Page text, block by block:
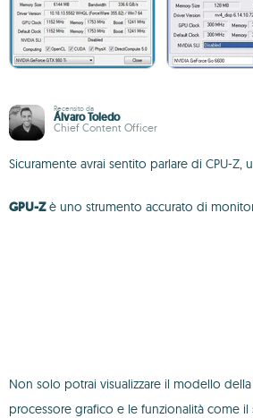
Recensito da
Álvaro Toledo
Chief Content Officer
Sicuramente avrai sentito parlare di CPU-
GPU-Zè uno strumento accurato di
Non solo potrai visualizzare il modello
processore grafico e le funzionalità come